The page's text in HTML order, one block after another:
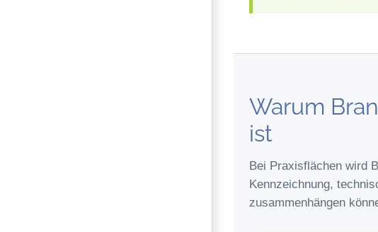
Warum
ist
Bei Praxisflächen wird
Kennzeichnung,
zusammenhängen